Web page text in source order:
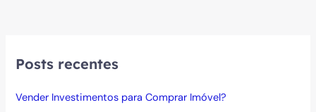
3,6
em
Posts recentes
Vender Investimentos para Comprar Imóvel?